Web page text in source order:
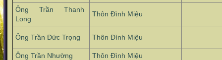
Ông Trần Thanh
Long
Thôn Đình Miệu
Ông Trần Đức Trọng Thôn Đình Miệu
Ông Trần Nhường
Thôn Đình Miệu